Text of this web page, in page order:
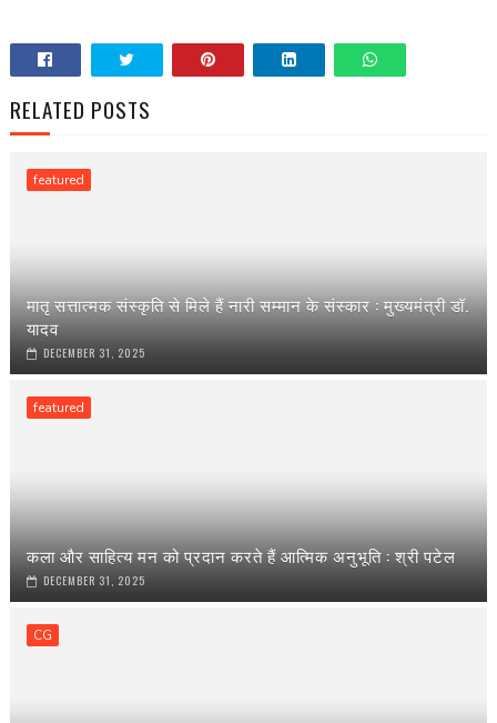
RELATED POSTS
featured
मातृ सत्तात्मक संस्कृति से मिले हैं नारी सम्मान के संस्कार : मुख्यमंत्री डॉ.
यादव
DECEMBER 31, 2025
featured
कला और साहित्य मन को प्रदान करते हैं आत्मिक अनुभूति : श्री पटेल
DECEMBER 31, 2025
CG